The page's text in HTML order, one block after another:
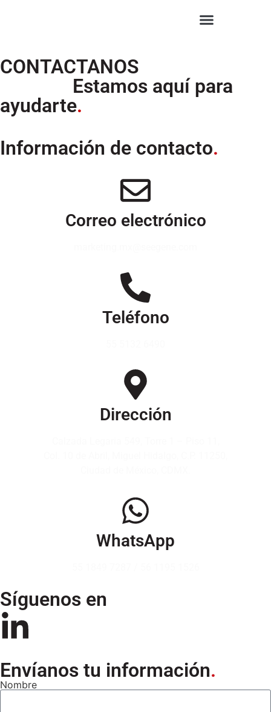
CONTACTANOS
‎ ‎ ‎ ‎ ‎ ‎‎ ‎‎ ‎ ‎ ‎ ‎‎ ‎ ‎ ‎ ‎ Estamos aquí para
ayudarte.
Información de contacto.
Correo electrónico
Teléfono
Dirección
WhatsApp
Síguenos en
Envíanos tu información.
Nombre